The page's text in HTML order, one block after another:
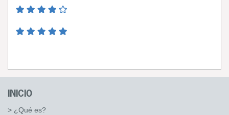
INICIO
> ¿Qué es?